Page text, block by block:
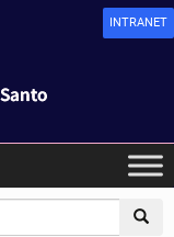
INTRANET